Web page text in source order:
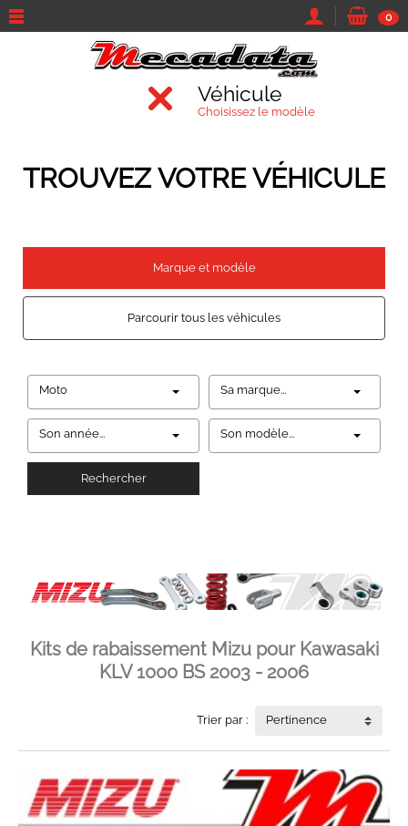
0
Véhicule
Choisissez le modèle
TROUVEZ VOTRE VÉHICULE
Marque et modèle
Parcourir tous les véhicules
Moto Sa marque...
Son année... Son modèle...
Rechercher
Kits de rabaissement Mizu pour Kawasaki
KLV 1000 BS 2003 - 2006
Trier par : Pertinence